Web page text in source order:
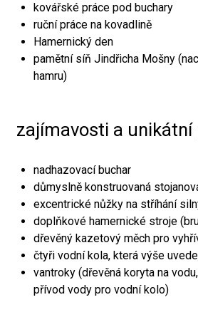
kovářské práce pod buchary
ruční práce na kovadlině
Hamernický den
pamětní síň Jindřicha Mošny
hamru)
zajímavosti a unikátní
nadhazovací buchar
důmyslně konstruovaná
excentrické nůžky na stříhání
doplňkové hamernické stroje
dřevěný kazetový měch pro
čtyři vodní kola, která výše
vantroky (dřevěná koryta na
přívod vody pro vodní kolo)